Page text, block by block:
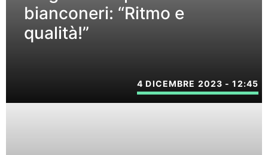
bianconeri: “Ritmo e
qualità!”
4 DICEMBRE 2023 - 12:45